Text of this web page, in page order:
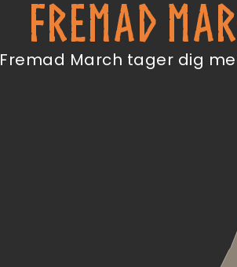
FREMAD
Fremad March tager dig